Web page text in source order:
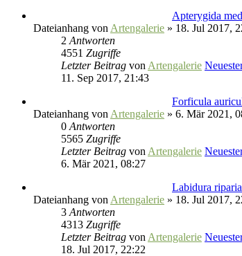
Apterygida
Dateianhang von Artengalerie » 18. Jul 2017,
2 Antworten
4551 Zugriffe
Letzter Beitrag von Artengalerie
11. Sep 2017, 21:43
Forficula
Dateianhang von Artengalerie » 6. Mär 2021,
0 Antworten
5565 Zugriffe
Letzter Beitrag von Artengalerie
6. Mär 2021, 08:27
Labidura
Dateianhang von Artengalerie » 18. Jul 2017,
3 Antworten
4313 Zugriffe
Letzter Beitrag von Artengalerie
18. Jul 2017, 22:22